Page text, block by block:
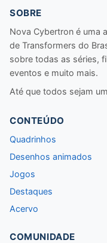
SOBRE
Nova Cybertron é uma
de Transformers do
sobre todas as séries,
eventos e muito mais.
Até que todos sejam
CONTEÚDO
Quadrinhos
Desenhos animados
Jogos
Destaques
Acervo
COMUNIDADE